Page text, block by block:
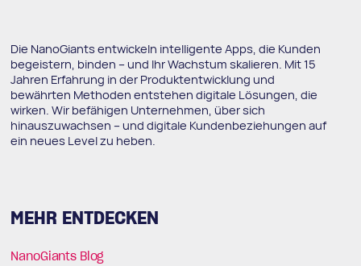
Die NanoGiants entwickeln intelligente Apps, die Kunden
begeistern, binden – und Ihr Wachstum skalieren. Mit 15
Jahren Erfahrung in der Produktentwicklung und
bewährten Methoden entstehen digitale Lösungen, die
wirken. Wir befähigen Unternehmen, über sich
hinauszuwachsen – und digitale Kundenbeziehungen auf
ein neues Level zu heben.
MEHR ENTDECKEN
NanoGiants Blog